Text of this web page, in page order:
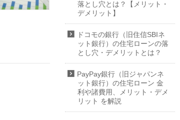
落とし穴とは？【メリット・
デメリット】
ドコモの銀行（旧住信SBIネ
ット銀行）の住宅ローンの落
とし穴・デメリットとは？
PayPay銀行（旧ジャパンネ
ット銀行）の住宅ローン 金
利や諸費用、メリット・デメ
リット を解説